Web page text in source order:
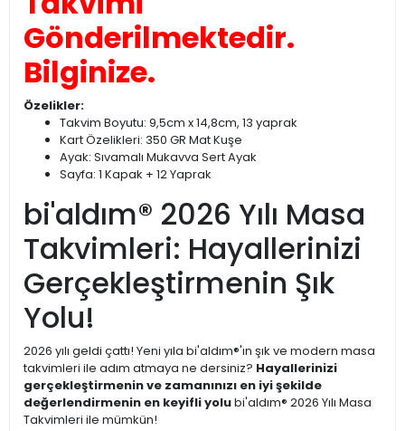
Gönderilmektedir.
Bilginize.
Özelikler:
Takvim Boyutu: 9,5cm x 14,8cm, 13 yaprak
Kart Özelikleri: 350 GR Mat Kuşe
Ayak: Sıvamalı Mukavva Sert Ayak
Sayfa: 1 Kapak + 12 Yaprak
bi'aldım® 2026 Yılı Masa
Takvimleri: Hayallerinizi
Gerçekleştirmenin Şık
Yolu!
2026 yılı geldi çattı! Yeni yıla bi'aldım®'ın şık ve modern masa
takvimleri ile adım atmaya ne dersiniz? Hayallerinizi
gerçekleştirmenin ve zamanınızı en iyi şekilde
değerlendirmenin en keyifli yolubi'aldım® 2026 Yılı Masa
Takvimleri ile mümkün!